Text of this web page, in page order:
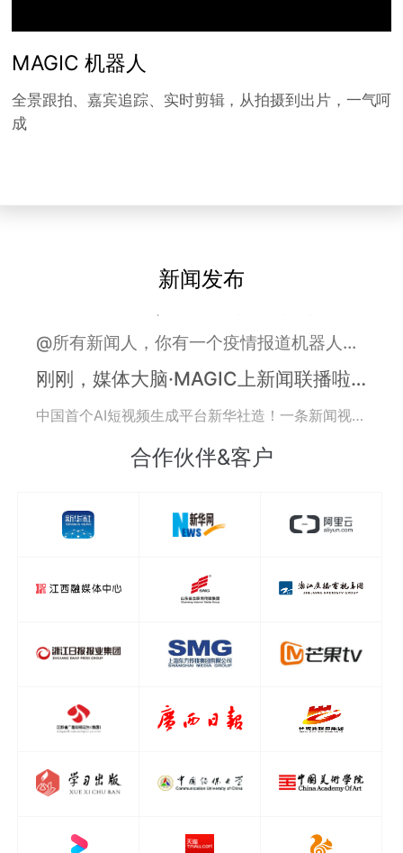
MAGIC 机器人
全景跟拍、嘉宾追踪、实时剪辑，从拍摄到出片，一气呵
成
新闻发布
@所有新闻人，你有一个疫情报道机器人请查收！
刚刚，媒体大脑·MAGIC上新闻联播啦！
有了这个神器，做视频更easy！
报告！这里有一枚“AI新闻官”，潜伏在世界AI大会现场
全国首个司法区块链系统上线 法律法规认定标准亟待完善
井贤栋宣布蚂蚁区块链合作伙伴计划
新华智云“媒体大脑”牵手省级媒体助力融合
合作伙伴&客户